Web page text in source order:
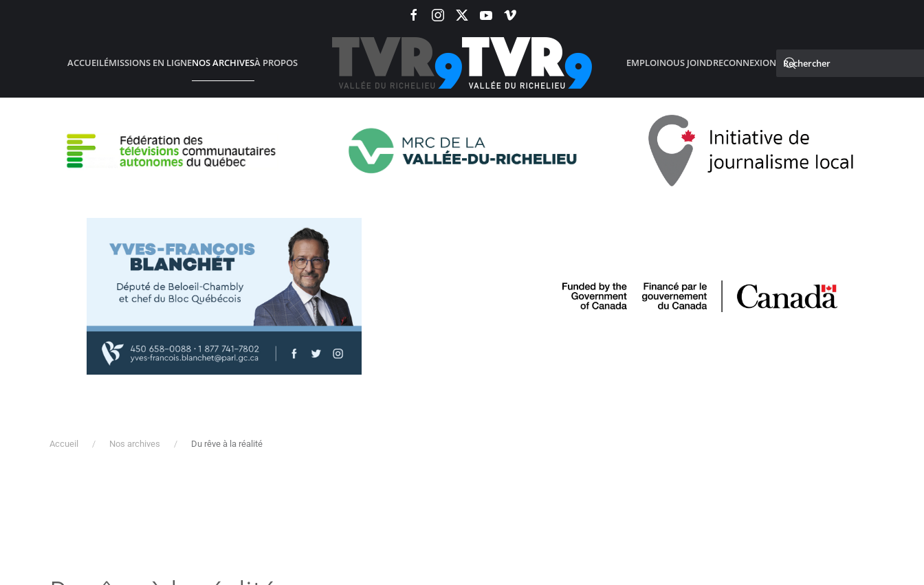
ACCUEILÉMISSIONS EN LIGNENOS ARCHIVESÀ PROPOS EMPLOINOUS JOINDRECONNEXION
Accueil Nos archives Du rêve à la réalité